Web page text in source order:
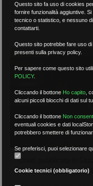
Notizie
Covid, pubblicate in
sistemi di aerazione
Questo sito fa uso di cookies
fornire funzionalità aggiuntive.
tecnico o statistico, e nessuno
contattarti.
Questo sito potrebbe fare uso
presenti sulla privacy policy.
Per sapere come questo sito
POLICY.
Cliccando il bottone Ho capito ,
alcuni piccoli blocchi di dati sul
Cliccando il bottone Non
eventuali cookies e dati
potrebbero smettere di
Se preferisci, puoi selezionare
Cookie tecnici (obbligatorio)